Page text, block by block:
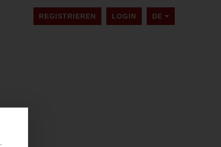
REGISTRIEREN LOGIN DE
SPRACHE